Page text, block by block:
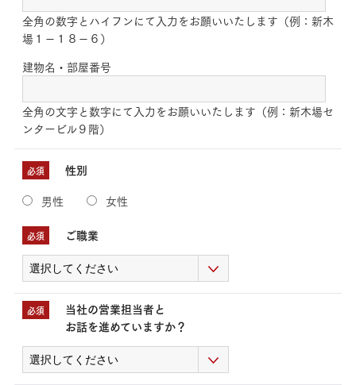
全角の数字とハイフンにて入力をお願いいたします（例：新木
場１－１８－６）
建物名・部屋番号
全角の文字と数字にて入力をお願いいたします（例：新木場セ
ンタービル９階）
必須 性別
男性 女性
必須 ご職業
必須
当社の営業担当者と
お話を進めていますか？